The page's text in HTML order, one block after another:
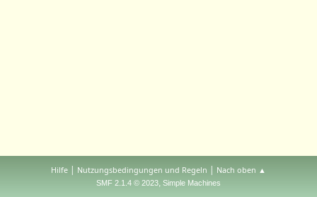
Hilfe | Nutzungsbedingungen und Regeln | Nach oben ▲
SMF 2.1.4 © 2023, Simple Machines